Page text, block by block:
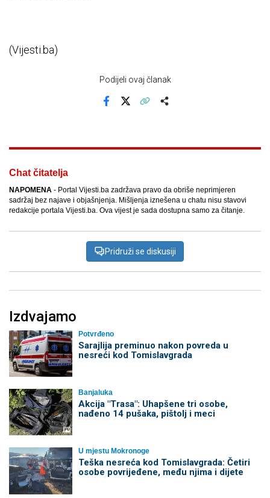
(Vijesti.ba)
Podijeli ovaj članak
Chat čitatelja
NAPOMENA - Portal Vijesti.ba zadržava pravo da obriše neprimjeren
sadržaj bez najave i objašnjenja. Mišljenja iznešena u chatu nisu stavovi
redakcije portala Vijesti.ba. Ova vijest je sada dostupna samo za čitanje.
Pridruži se diskusiji
Izdvajamo
Potvrđeno
Sarajlija preminuo nakon povreda u
nesreći kod Tomislavgrada
Banjaluka
Akcija "Trasa": Uhapšene tri osobe,
nađeno 14 pušaka, pištolj i meci
U mjestu Mokronoge
Teška nesreća kod Tomislavgrada: Četiri
osobe povrijeđene, među njima i dijete